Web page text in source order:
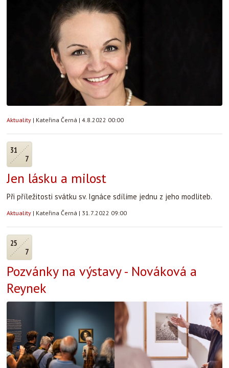
Aktuality | Kateřina Černá | 4.8.2022 00:00
31
7
Jen lásku a milost
Při příležitosti svátku sv. Ignáce sdílíme jednu z jeho modliteb.
Aktuality | Kateřina Černá | 31.7.2022 09:00
25
7
Pozvánky na výstavy - Nováková a
Reynek